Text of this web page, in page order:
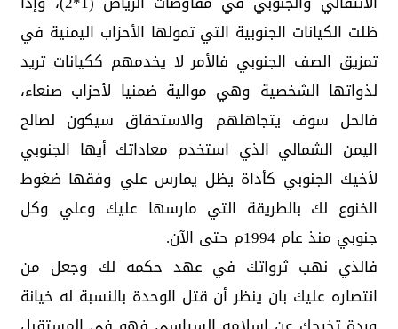
ظلت الكيانات الجنوبية التي تمولها الأحزاب اليمنية في
تمزيق الصف الجنوبي فالأمر لا يخدمهم ككيانات تريد
لذواتها الشخصية وهي موالية ضمنيا لأحزاب صنعاء،
فالحل سوف يتجاهلهم والاستحقاق سيكون لصالح
اليمن الشمالي الذي استخدم معاداتك أيها الجنوبي
لأخيك الجنوبي كأداة يظل يمارس علي وفقها ضغوط
الخنوع لك بالطريقة التي مارسها عليك وعلي وكل
جنوبي منذ عام 1994م حتى الآن.
فالذي نهب ثرواتك في عهد حكمه لك وجعل من
انتصاره عليك بان ينظر أن قتل الوحدة بالنسبة له خيانة